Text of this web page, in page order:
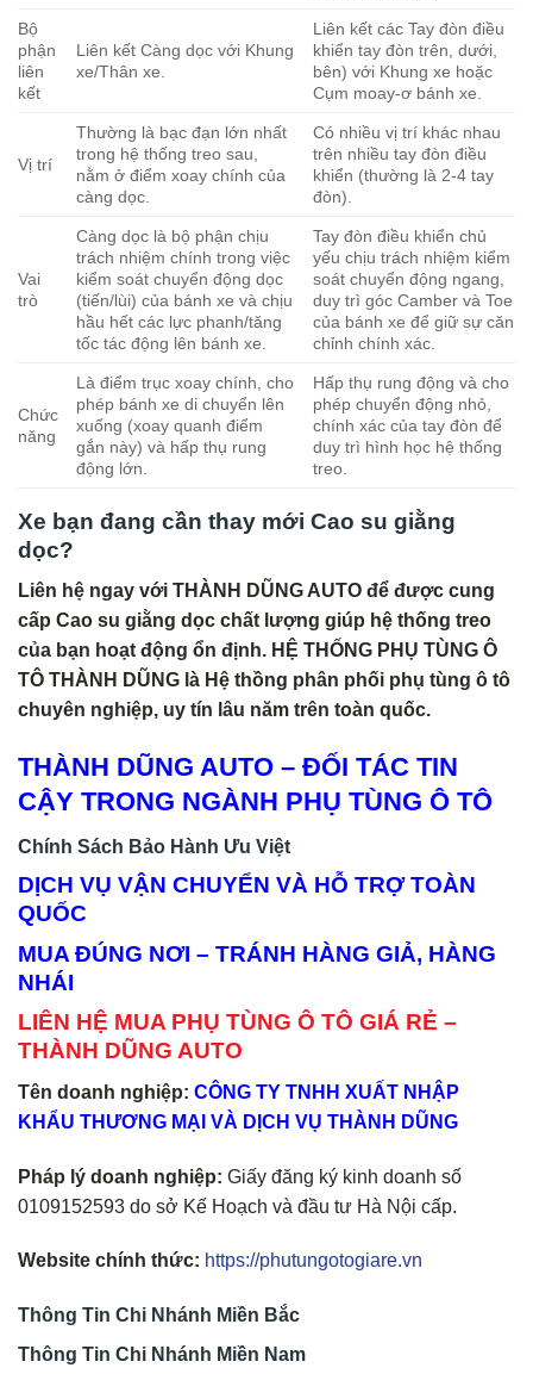
Bộ
phận
liên
kết
Liên kết Càng dọc với Khung
xe/Thân xe.
Liên kết các Tay đòn điều
khiển tay đòn trên, dưới,
bên) với Khung xe hoặc
Cụm moay-ơ bánh xe.
Vị trí
Thường là bạc đạn lớn nhất
trong hệ thống treo sau,
nằm ở điểm xoay chính của
càng dọc.
Có nhiều vị trí khác nhau
trên nhiều tay đòn điều
khiển (thường là 2-4 tay
đòn).
Vai
trò
Càng dọc là bộ phận chịu
trách nhiệm chính trong việc
kiểm soát chuyển động dọc
(tiến/lùi) của bánh xe và chịu
hầu hết các lực phanh/tăng
tốc tác động lên bánh xe.
Tay đòn điều khiển chủ
yếu chịu trách nhiệm kiểm
soát chuyển động ngang,
duy trì góc Camber và Toe
của bánh xe để giữ sự căn
chỉnh chính xác.
Chức
năng
Là điểm trục xoay chính, cho
phép bánh xe di chuyển lên
xuống (xoay quanh điểm
gắn này) và hấp thụ rung
động lớn.
Hấp thụ rung động và cho
phép chuyển động nhỏ,
chính xác của tay đòn để
duy trì hình học hệ thống
treo.
Xe bạn đang cần thay mới Cao su giằng
dọc?
Liên hệ ngay với THÀNH DŨNG AUTO để được cung
cấp Cao su giằng dọc chất lượng giúp hệ thống treo
của bạn hoạt động ổn định. HỆ THỐNG PHỤ TÙNG Ô
TÔ THÀNH DŨNG là Hệ thồng phân phối phụ tùng ô tô
chuyên nghiệp, uy tín lâu năm trên toàn quốc.
THÀNH DŨNG AUTO – ĐỐI TÁC TIN
CẬY TRONG NGÀNH PHỤ TÙNG Ô TÔ
Chính Sách Bảo Hành Ưu Việt
DỊCH VỤ VẬN CHUYỂN VÀ HỖ TRỢ TOÀN
QUỐC
MUA ĐÚNG NƠI – TRÁNH HÀNG GIẢ, HÀNG
NHÁI
LIÊN HỆ MUA PHỤ TÙNG Ô TÔ GIÁ RẺ –
THÀNH DŨNG AUTO
Tên doanh nghiệp: CÔNG TY TNHH XUẤT NHẬP
KHẨU THƯƠNG MẠI VÀ DỊCH VỤ THÀNH DŨNG
Pháp lý doanh nghiệp: Giấy đăng ký kinh doanh số
0109152593 do sở Kế Hoạch và đầu tư Hà Nội cấp.
Website chính thức: https://phutungotogiare.vn
Thông Tin Chi Nhánh Miền Bắc
Thông Tin Chi Nhánh Miền Nam